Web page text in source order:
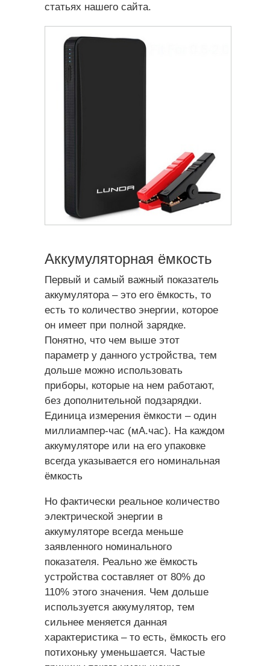
статьях нашего сайта.
Аккумуляторная ёмкость
Первый и самый важный показатель
аккумулятора – это его ёмкость, то
есть то количество энергии, которое
он имеет при полной зарядке.
Понятно, что чем выше этот
параметр у данного устройства, тем
дольше можно использовать
приборы, которые на нем работают,
без дополнительной подзарядки.
Единица измерения ёмкости – один
миллиампер-час (мА.час). На каждом
аккумуляторе или на его упаковке
всегда указывается его номинальная
ёмкость
Но фактически реальное количество
электрической энергии в
аккумуляторе всегда меньше
заявленного номинального
показателя. Реально же ёмкость
устройства составляет от 80% до
110% этого значения. Чем дольше
используется аккумулятор, тем
сильнее меняется данная
характеристика – то есть, ёмкость его
потихоньку уменьшается. Частые